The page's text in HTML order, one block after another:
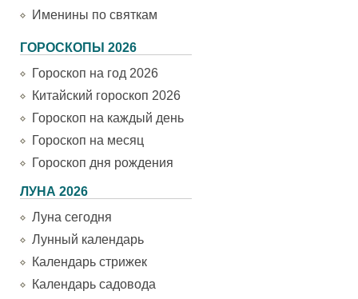
Именины по святкам
ГОРОСКОПЫ 2026
Гороскоп на год 2026
Китайский гороскоп 2026
Гороскоп на каждый день
Гороскоп на месяц
Гороскоп дня рождения
ЛУНА 2026
Луна сегодня
Лунный календарь
Календарь стрижек
Календарь садовода